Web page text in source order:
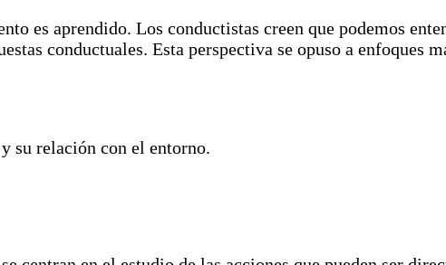
es aprendido. Los conductistas creen que podemos
conductuales. Esta perspectiva se opuso a enfoques
su relación con el entorno.